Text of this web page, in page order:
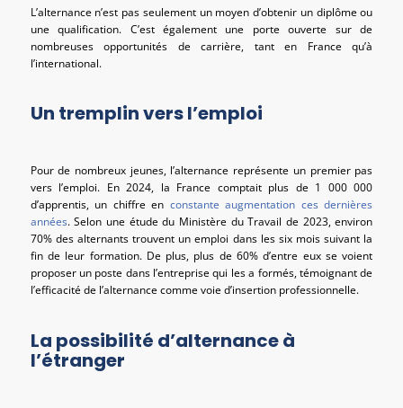
L’alternance n’est pas seulement un moyen d’obtenir un diplôme ou
une qualification. C’est également une porte ouverte sur de
nombreuses opportunités de carrière, tant en France qu’à
l’international.
Un tremplin vers l’emploi
Pour de nombreux jeunes, l’alternance représente un premier pas
vers l’emploi. En 2024, la France comptait plus de 1 000 000
d’apprentis, un chiffre en constante augmentation ces dernières
années. Selon une étude du Ministère du Travail de 2023, environ
70% des alternants trouvent un emploi dans les six mois suivant la
fin de leur formation. De plus, plus de 60% d’entre eux se voient
proposer un poste dans l’entreprise qui les a formés, témoignant de
l’efficacité de l’alternance comme voie d’insertion professionnelle.
La possibilité d’alternance à
l’étranger